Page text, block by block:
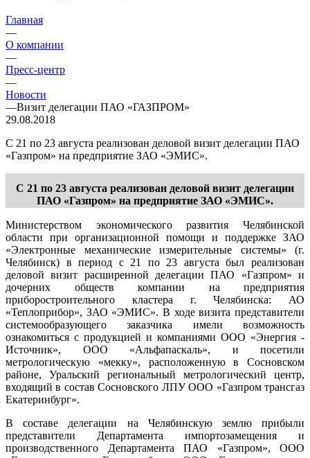
Главная
—
О компании
—
Пресс-центр
—
Новости
—Визит делегации ПАО «ГАЗПРОМ»
29.08.2018
С 21 по 23 августа реализован деловой визит делегации ПАО
«Газпром» на предприятие ЗАО «ЭМИС».
С 21 по 23 августа реализован деловой визит делегации
ПАО «Газпром» на предприятие ЗАО «ЭМИС».
Министерством экономического развития Челябинской
области при организационной помощи и поддержке ЗАО
«Электронные механические измерительные системы» (г.
Челябинск) в период с 21 по 23 августа был реализован
деловой визит расширенной делегации ПАО «Газпром» и
дочерних обществ компании на предприятия
приборостроительного кластера г. Челябинска: АО
«Теплоприбор», ЗАО «ЭМИС». В ходе визита представители
системообразующего заказчика имели возможность
ознакомиться с продукцией и компаниями ООО «Энергия -
Источник», ООО «Альфапаскаль», и посетили
метрологическую «мекку», расположенную в Сосновском
районе, Уральский региональный метрологический центр,
входящий в состав Сосновского ЛПУ ООО «Газпром трансгаз
Екатеринбург».
В составе делегации на Челябинскую землю прибыли
представители Департамента импортозамещения и
производственного Департамента ПАО «Газпром», ООО